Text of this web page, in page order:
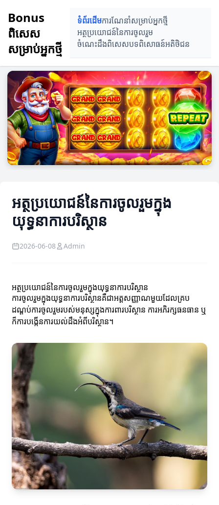
Bonus
ពិសេស
សម្រាប់អ្នកថ្មី
ទំព័រដើមការណែនាំសម្រាប់អ្នកថ្មី
អត្ថប្រយោជន៍នៃការចូលរួម
ចំណេះដឹងពិសេសបទពិសោធន៍អតិថិជន
អត្ថប្រយោជន៍នៃការចូលរួមក្នុង
យុទ្ធនាការបរិស្ថាន
2026-06-08 Admin
អត្ថប្រយោជន៍នៃការចូលរួមក្នុងយុទ្ធនាការបរិស្ថាន
ការចូលរួមក្នុងយុទ្ធនាការបរិស្ថានគឺជាអត្តសញ្ញាណមួយដែលគ្រប
ដណ្ដប់ការចូលរួមរបស់មនុស្សក្នុងការពារបរិស្ថាន ការអភិរក្សធនធាន ឬ
ក៏ការបង្កើនការយល់ដឹងអំពីបរិស្ថាន។